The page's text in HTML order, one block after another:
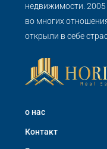
недвижимости.
во многих
открыли в себе
о нас
Контакт